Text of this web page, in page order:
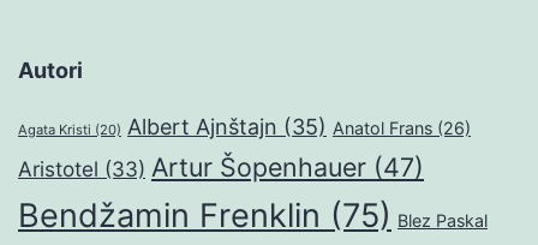
Autori
Agata Kristi (20) Albert Ajnštajn (35) Anatol Frans (26)
Aristotel (33) Artur Šopenhauer (47)
Bendžamin Frenklin (75) Blez Paskal